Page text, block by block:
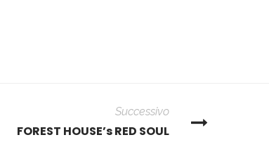
Successivo
FOREST HOUSE’s RED SOUL